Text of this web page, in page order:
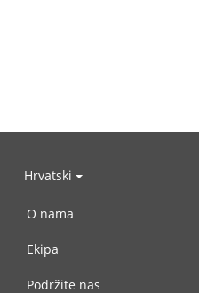
Hrvatski
O nama
Ekipa
Podržite nas